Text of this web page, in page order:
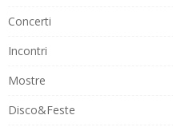
Concerti
Incontri
Mostre
Disco&Feste